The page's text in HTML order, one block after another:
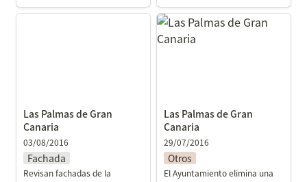
Las Palmas de Gran
Canaria
03/08/2016
Fachada
Revisan fachadas de la
Las Palmas de Gran
Canaria
Las Palmas de Gran
Canaria
29/07/2016
Otros
El Ayuntamiento elimina una